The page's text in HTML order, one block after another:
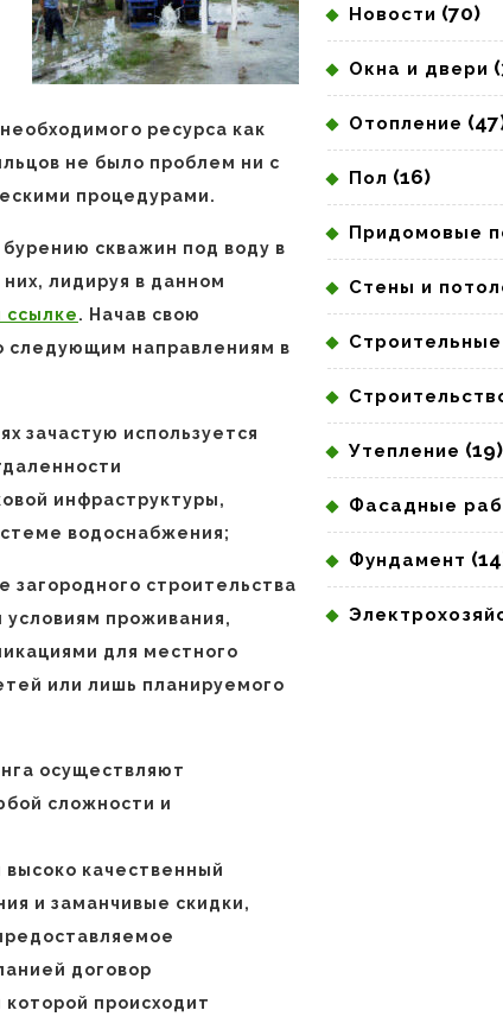
ресурса как
не было проблем ни с
процедурами.
скважин под воду в
лидируя в данном
ссылке. Начав свою
следующим направлениям в
зачастую используется
инфраструктуры,
водоснабжения;
загородного строительства
проживания,
для местного
или лишь планируемого
осуществляют
сложности и
качественный
и заманчивые скидки,
договор
происходит
Новости (70)
Окна и двери
Отопление
Пол (16)
Придомовые
Стены и
Утепление (19)
Фасадные
Фундамент